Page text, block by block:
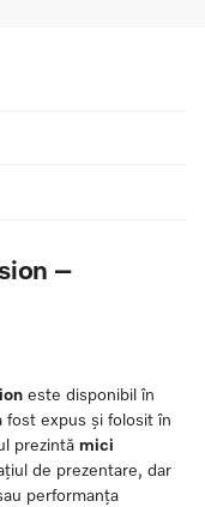
–
este disponibil în
fost expus și folosit în
prezintă mici
de prezentare, dar
performanța